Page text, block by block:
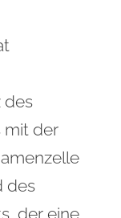
des
mit der
des
der eine